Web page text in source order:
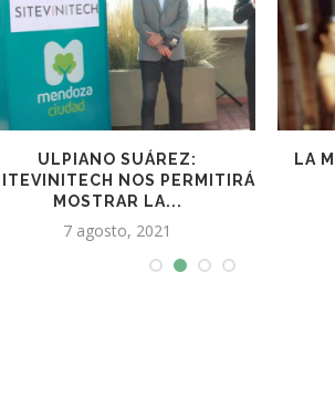
LA MÍTICA CIUDAD CHINA DE
YANTAI RECIBE...
15 abril, 2025